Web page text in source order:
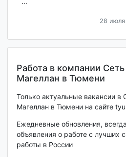
28
Работа в компании
Магеллан в Тюмени
Только актуальные вакансии в
Магеллан в Тюмени на сайте
Ежедневные обновления,
объявления о работе с лучших
работы в России